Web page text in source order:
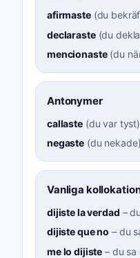
afirmaste(du
declaraste(du
mencionaste(du
Antonymer
callaste(du var tyst)
negaste (du nekade)
Vanliga
dijiste la verdad –
dijiste que no – du
me lo dijiste – du sa